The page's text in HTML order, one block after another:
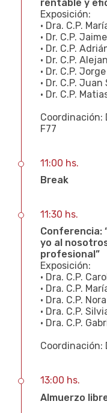
rentable y
Exposición:
• Dra. C.P.
• Dr. C.P.
• Dr. C.P.
• Dr. C.P.
• Dr. C.P.
• Dr. C.P.
• Dr. C.P.
Coordinación:
F77
11:00 hs.
Break
11:30 hs.
Conferencia:
yo al
profesional”
Exposición:
• Dra. C.P.
• Dra. C.P.
• Dra. C.P.
• Dra. C.P.
• Dra. C.P.
Coordinación:
13:00 hs.
Almuerzo